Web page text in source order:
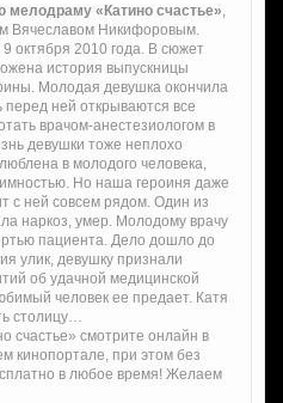
мелодраму «Катино счастье»,
Вячеславом Никифоровым.
октября 2010 года. В сюжет
история выпускницы
Молодая девушка окончила
перед ней открываются все
врачом-анестезиологом в
девушки тоже неплохо
в молодого человека,
Но наша героиня даже
с ней совсем рядом. Один из
наркоз, умер. Молодому врачу
пациента. Дело дошло до
улик, девушку признали
об удачной медицинской
человек ее предает. Катя
столицу…
счастье» смотрите онлайн в
кинопортале, при этом без
в любое время! Желаем